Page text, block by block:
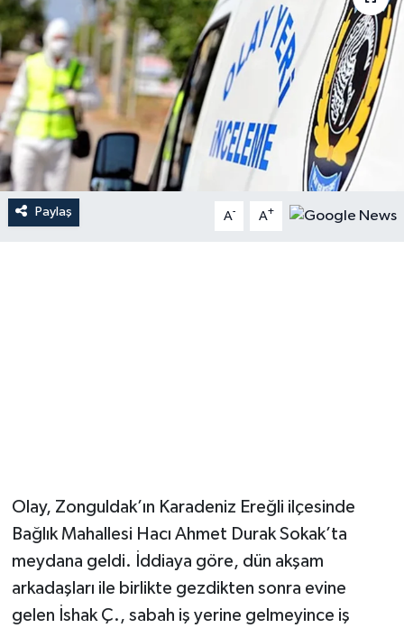
Paylaş A- A+
Olay, Zonguldak’ın Karadeniz Ereğli ilçesinde
Bağlık Mahallesi Hacı Ahmet Durak Sokak’ta
meydana geldi. İddiaya göre, dün akşam
arkadaşları ile birlikte gezdikten sonra evine
gelen İshak Ç., sabah iş yerine gelmeyince iş